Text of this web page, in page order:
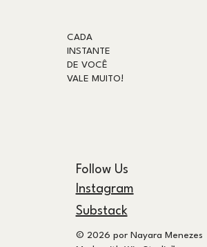
CADA
INSTANTE
DEVOCÊ
VALE MUITO!
Follow Us
Instagram
Substack
© 2026 por Nayara Menezes